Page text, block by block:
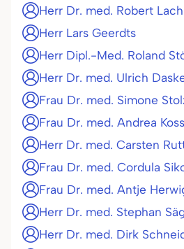
Herr Dr. med. Robert
Herr Lars Geerdts
Herr Dipl.-Med. Roland
Herr Dr. med. Ulrich
Frau Dr. med. Simone
Frau Dr. med. Andrea
Herr Dr. med. Carsten
Frau Dr. med. Cordula
Frau Dr. med. Antje
Herr Dr. med. Stephan
Herr Dr. med. Dirk